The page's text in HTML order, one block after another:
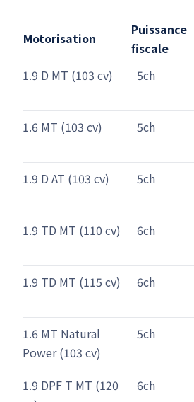
Motorisation
Puissance
fiscale
1.9 D MT (103 cv)
5ch
1.6 MT (103 cv)
5ch
1.9 D AT (103 cv)
5ch
1.9 TD MT (110 cv)
6ch
1.9 TD MT (115 cv)
6ch
1.6 MT Natural
Power (103 cv)
5ch
1.9 DPF T MT (120
6ch